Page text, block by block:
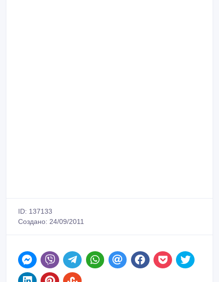
ID: 137133
Создано: 24/09/2011